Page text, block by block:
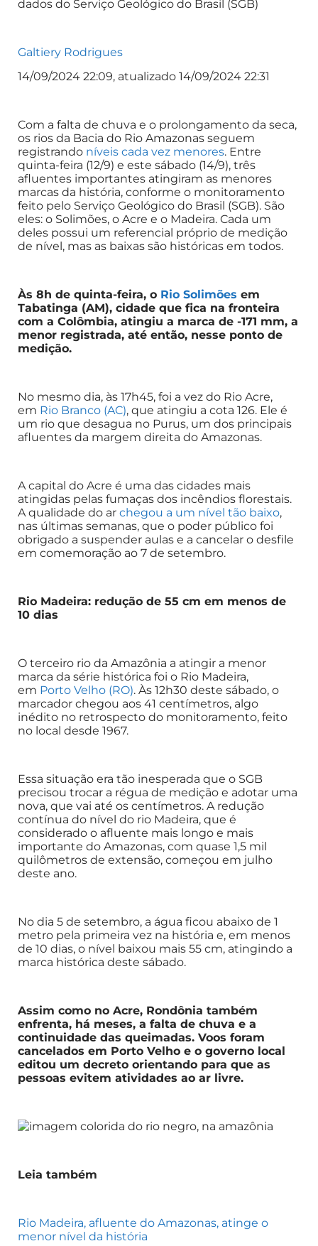
dados do Serviço Geológico do Brasil (SGB)
Galtiery Rodrigues
14/09/2024 22:09, atualizado 14/09/2024 22:31
Com a falta de chuva e o prolongamento da seca,
os rios da Bacia do Rio Amazonas seguem
registrando níveis cada vez menores. Entre
quinta-feira (12/9) e este sábado (14/9), três
afluentes importantes atingiram as menores
marcas da história, conforme o monitoramento
feito pelo Serviço Geológico do Brasil (SGB). São
eles: o Solimões, o Acre e o Madeira. Cada um
deles possui um referencial próprio de medição
de nível, mas as baixas são históricas em todos.
Às 8h de quinta-feira, o Rio Solimões em
Tabatinga (AM), cidade que fica na fronteira
com a Colômbia, atingiu a marca de -171 mm, a
menor registrada, até então, nesse ponto de
medição.
No mesmo dia, às 17h45, foi a vez do Rio Acre,
em Rio Branco (AC), que atingiu a cota 126. Ele é
um rio que desagua no Purus, um dos principais
afluentes da margem direita do Amazonas.
A capital do Acre é uma das cidades mais
atingidas pelas fumaças dos incêndios florestais.
A qualidade do ar chegou a um nível tão baixo,
nas últimas semanas, que o poder público foi
obrigado a suspender aulas e a cancelar o desfile
em comemoração ao 7 de setembro.
Rio Madeira: redução de 55 cm em menos de
10 dias
O terceiro rio da Amazônia a atingir a menor
marca da série histórica foi o Rio Madeira,
em Porto Velho (RO). Às 12h30 deste sábado, o
marcador chegou aos 41 centímetros, algo
inédito no retrospecto do monitoramento, feito
no local desde 1967.
Essa situação era tão inesperada que o SGB
precisou trocar a régua de medição e adotar uma
nova, que vai até os centímetros. A redução
contínua do nível do rio Madeira, que é
considerado o afluente mais longo e mais
importante do Amazonas, com quase 1,5 mil
quilômetros de extensão, começou em julho
deste ano.
No dia 5 de setembro, a água ficou abaixo de 1
metro pela primeira vez na história e, em menos
de 10 dias, o nível baixou mais 55 cm, atingindo a
marca histórica deste sábado.
Assim como no Acre, Rondônia também
enfrenta, há meses, a falta de chuva e a
continuidade das queimadas. Voos foram
cancelados em Porto Velho e o governo local
editou um decreto orientando para que as
pessoas evitem atividades ao ar livre.
Leia também
Rio Madeira, afluente do Amazonas, atinge o
menor nível da história